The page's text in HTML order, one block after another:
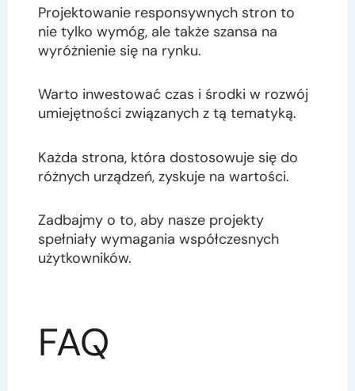
Projektowanie responsywnych stron to
nie tylko wymóg, ale także szansa na
wyróżnienie się na rynku.
Warto inwestować czas i środki w rozwój
umiejętności związanych z tą tematyką.
Każda strona, która dostosowuje się do
różnych urządzeń, zyskuje na wartości.
Zadbajmy o to, aby nasze projekty
spełniały wymagania współczesnych
użytkowników.
FAQ